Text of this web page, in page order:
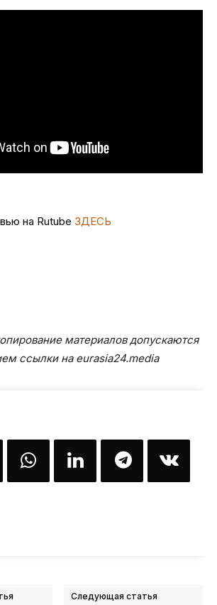
на Rutube ЗДЕСЬ
материалов допускаются
ссылки на eurasia24.media
Следующая статья